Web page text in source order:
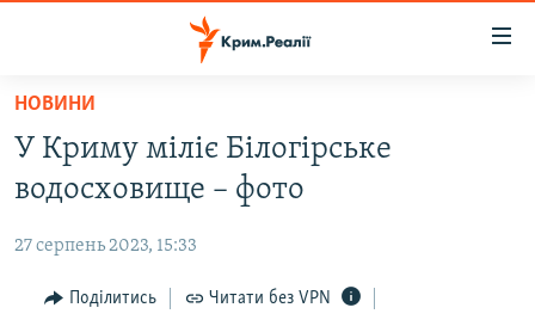
Перейти
основного
матеріалу
до
навігації
ВОДА.КРИМ
ПОЛІТИКА
БЛОГИ
НОВИНИ
У Криму міліє Білогірське
водосховище – фото
27 серпень 2023, 15:33
Поділитись Читати без VPN